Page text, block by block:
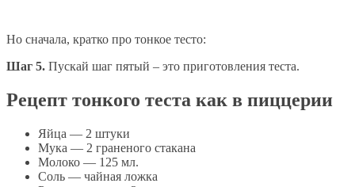
Но сначала, кратко про тонкое тесто:
Шаг 5. Пускай шаг пятый – это приготовления теста.
Рецепт тонкого теста как в пиццерии
Яйца — 2 штуки
Мука — 2 граненого стакана
Молоко — 125 мл.
Соль — чайная ложка